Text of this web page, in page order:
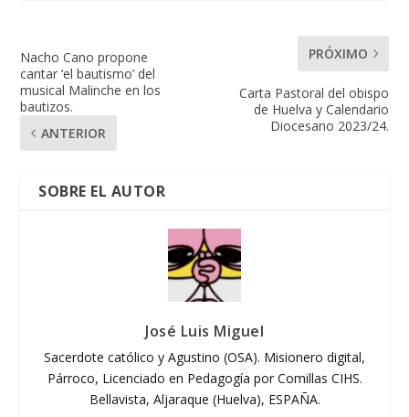
Nacho Cano propone
cantar ‘el bautismo’ del
musical Malinche en los
bautizos.
ANTERIOR
PRÓXIMO
Carta Pastoral del obispo
de Huelva y Calendario
Diocesano 2023/24.
SOBRE EL AUTOR
José Luis Miguel
Sacerdote católico y Agustino (OSA). Misionero digital,
Párroco, Licenciado en Pedagogía por Comillas CIHS.
Bellavista, Aljaraque (Huelva), ESPAÑA.